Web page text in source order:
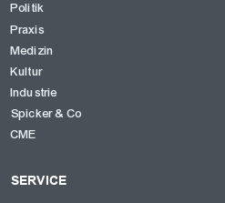
Politik
Praxis
Medizin
Kultur
Industrie
Spicker & Co
CME
SERVICE